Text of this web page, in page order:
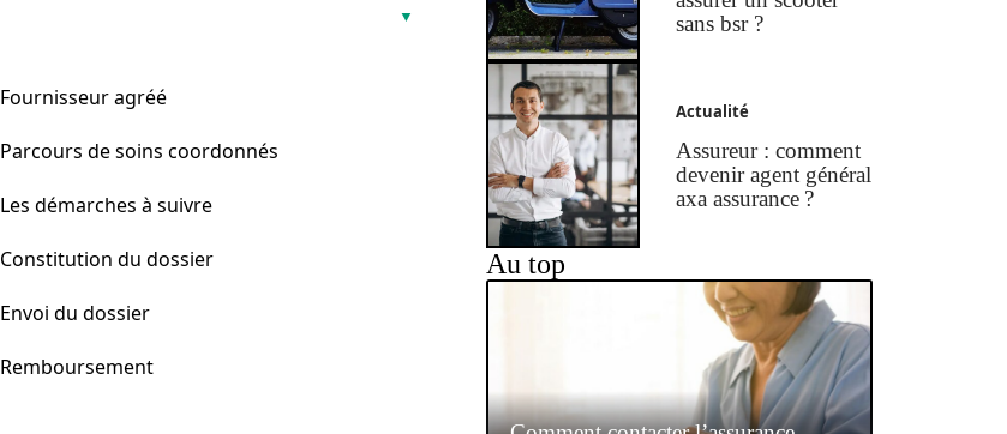
Fournisseur agréé
Parcours de soins coordonnés
Les démarches à suivre
Constitution du dossier
Envoi du dossier
Remboursement
sans bsr ?
Actualité
Assureur : comment
devenir agent général
axa assurance ?
Au top